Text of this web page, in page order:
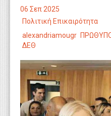
06 Σεπ 2025
Πολιτική Επικαιρότητα
alexandriamougr
ΔΕΘ
Κυτίο Παραπόνων Πολιτών